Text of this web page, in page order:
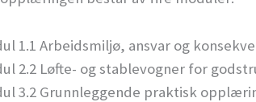
1.1 Arbeidsmiljø, ansvar og
2.2 Løfte- og stablevogner for
3.2 Grunnleggende praktisk